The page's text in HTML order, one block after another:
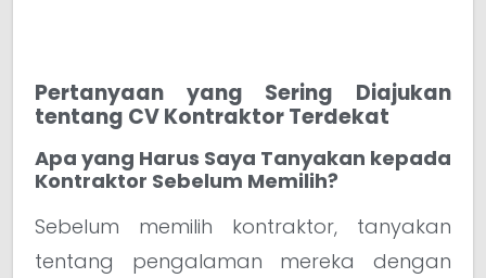
Pertanyaan yang Sering Diajukan
tentang CV Kontraktor Terdekat
Apa yang Harus Saya Tanyakan kepada
Kontraktor Sebelum Memilih?
Sebelum memilih kontraktor, tanyakan
tentang pengalaman mereka dengan